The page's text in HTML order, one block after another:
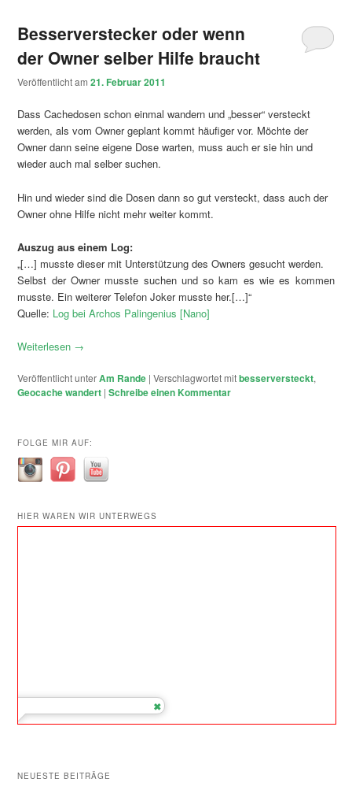
Besserverstecker oder wenn
der Owner selber Hilfe braucht
Veröffentlicht am21. Februar 2011
Dass Cachedosen schon einmal wandern und „besser“ versteckt
werden, als vom Owner geplant kommt häufiger vor. Möchte der
Owner dann seine eigene Dose warten, muss auch er sie hin und
wieder auch mal selber suchen.
Hin und wieder sind die Dosen dann so gut versteckt, dass auch der
Owner ohne Hilfe nicht mehr weiter kommt.
Auszug aus einem Log:
„[…] musste dieser mit Unterstützung des Owners gesucht werden.
Selbst der Owner musste suchen und so kam es wie es kommen
musste. Ein weiterer Telefon Joker musste her.[…]“
Quelle: Log bei Archos Palingenius [Nano]
Weiterlesen →
Veröffentlicht unterAm Rande |Verschlagwortet mitbesserversteckt,
Geocache wandert |Schreibe einen Kommentar
FOLGE MIR AUF:
HIER WAREN WIR UNTERWEGS
NEUESTE BEITRÄGE